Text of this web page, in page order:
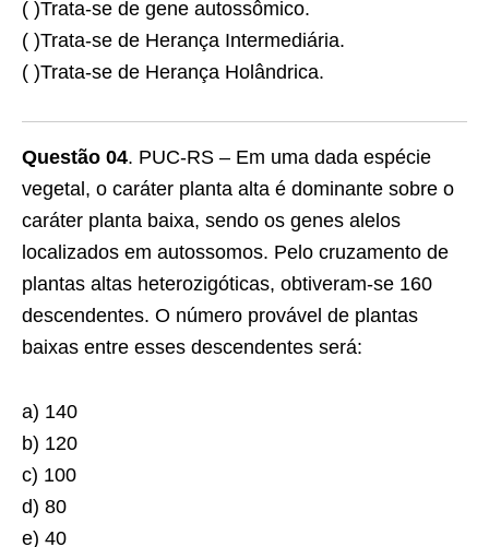
( )Trata-se de gene autossômico.
( )Trata-se de Herança Intermediária.
( )Trata-se de Herança Holândrica.
Questão 04. PUC-RS – Em uma dada espécie
vegetal, o caráter planta alta é dominante sobre o
caráter planta baixa, sendo os genes alelos
localizados em autossomos. Pelo cruzamento de
plantas altas heterozigóticas, obtiveram-se 160
descendentes. O número provável de plantas
baixas entre esses descendentes será:
a) 140
b) 120
c) 100
d) 80
e) 40